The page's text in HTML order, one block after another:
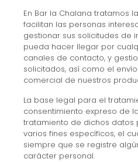
En Bar la Chalana tratamos
facilitan las personas
gestionar sus solicitudes de
pueda hacer llegar por
canales de contacto, y
solicitados, así como el
comercial de nuestros
La base legal para el
consentimiento expreso de
tratamiento de dichos datos
varios fines específicos, el
siempre que se registre
carácter personal.